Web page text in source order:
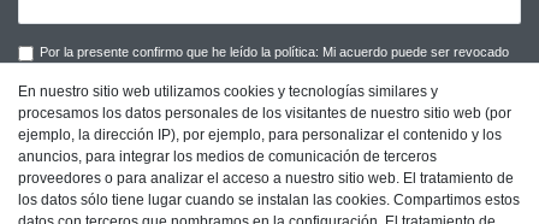
Por la presente confirmo que he leído la política: Mi acuerdo puede ser revocado
Suscribirse a
En nuestro sitio web utilizamos cookies y tecnologías similares y
procesamos los datos personales de los visitantes de nuestro sitio web (por
ejemplo, la dirección IP), por ejemplo, para personalizar el contenido y los
anuncios, para integrar los medios de comunicación de terceros
proveedores o para analizar el acceso a nuestro sitio web. El tratamiento de
los datos sólo tiene lugar cuando se instalan las cookies. Compartimos estos